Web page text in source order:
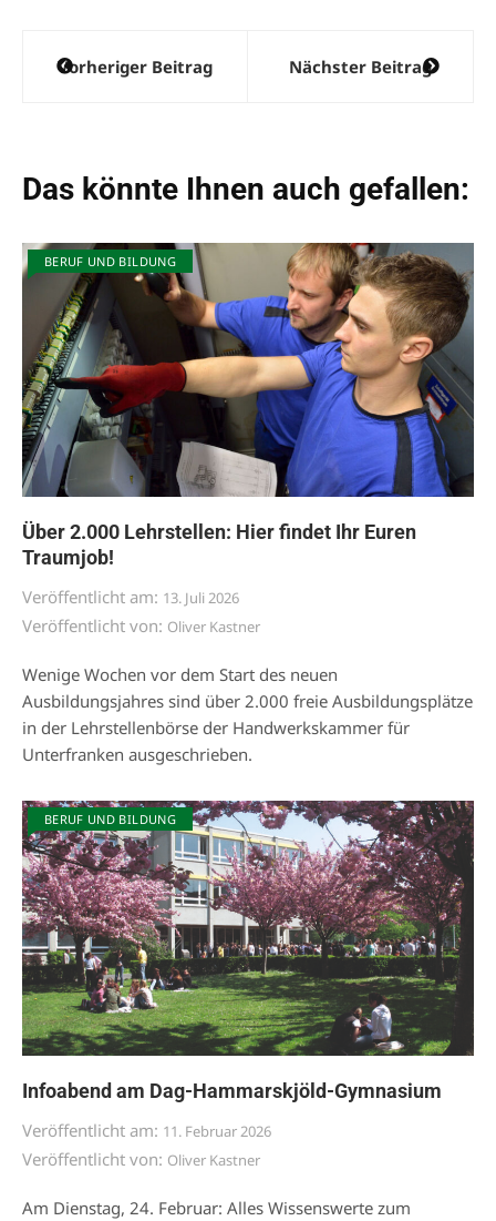
Beitragsnavigation
Vorheriger Beitrag Nächster Beitrag
Das könnte Ihnen auch gefallen:
BERUF UND BILDUNG
Über 2.000 Lehrstellen: Hier findet Ihr Euren
Traumjob!
Veröffentlicht am: 13. Juli 2026
Veröffentlicht von: Oliver Kastner
Wenige Wochen vor dem Start des neuen
Ausbildungsjahres sind über 2.000 freie Ausbildungsplätze
in der Lehrstellenbörse der Handwerkskammer für
Unterfranken ausgeschrieben.
BERUF UND BILDUNG
Infoabend am Dag-Hammarskjöld-Gymnasium
Veröffentlicht am: 11. Februar 2026
Veröffentlicht von: Oliver Kastner
Am Dienstag, 24. Februar: Alles Wissenswerte zum